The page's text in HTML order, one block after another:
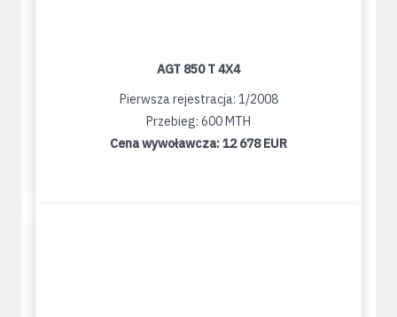
AGT 850 T 4X4
Pierwsza rejestracja: 1/2008
Przebieg: 600 MTH
Cena wywoławcza:12 678 EUR